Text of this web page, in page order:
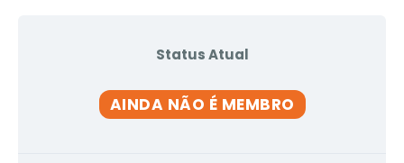
Status Atual
AINDA NÃO É MEMBRO